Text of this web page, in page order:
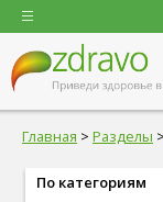
Главная > Разделы >
По категориям